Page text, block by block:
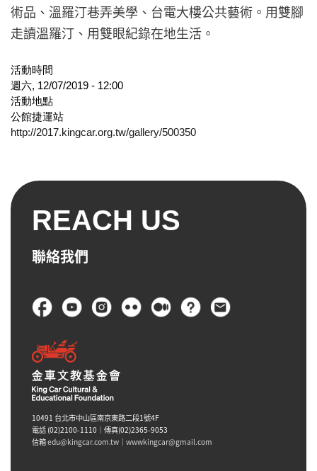
術品、溫羅汀巷弄美學、台電大樓公共藝術。用雙腳
走讀溫羅汀、用雙眼紀錄在地生活。
活動時間
週六, 12/07/2019 - 12:00
活動地點
公館捷運站
http://2017.kingcar.org.tw/gallery/500350
REACH US
聯絡我們
頁尾
10491 台北市中山區南京東路二段1號4F
電話 (02)2100-1110｜傳真(02)2365-9053
信箱edu@kingcar.com.tw ｜ wwwkingcar@gmail.com